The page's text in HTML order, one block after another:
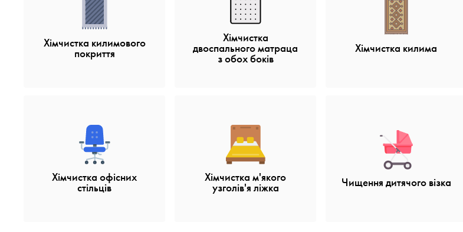
Хімчистка килимового
покриття
Хімчистка
двоспального матраца
з обох боків
Хімчистка килима
Хімчистка офісних
стільців
Хімчистка м'якого
узголів'я ліжка Чищення дитячого візка